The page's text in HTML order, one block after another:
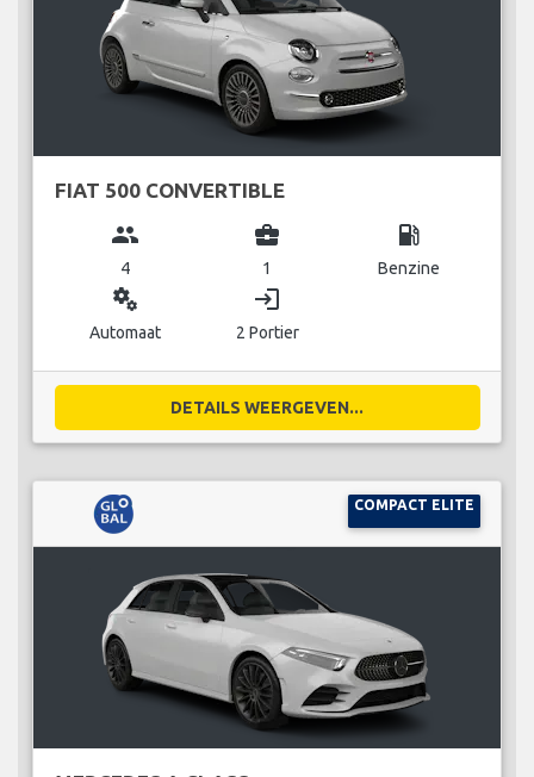
FIAT 500 CONVERTIBLE
group
4
business_center
1
local_gas_station
Benzine
miscellaneous_services
Automaat
login
2 Portier
DETAILS WEERGEVEN...
COMPACT ELITE